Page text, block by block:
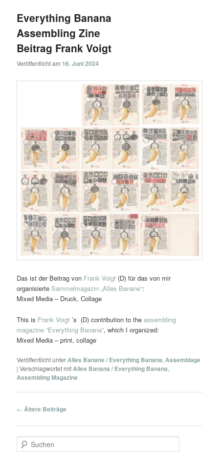
Everything Banana
Assembling Zine
Beitrag Frank Voigt
Veröffentlicht am 16. Juni 2024
Das ist der Beitrag von Frank Voigt (D) für das von mir
organisierteSammelmagazin „Alles Banane“:
Mixed Media – Druck, Collage
This is Frank Voigt ’s (D) contribution to theassembling
magazine “Everything Banana”, which I organized:
Mixed Media – print, collage
Veröffentlicht unterAlles Banane / Everything Banana, Assemblage
|Verschlagwortet mitAlles Banana / Everything Banana,
Assembling Magazine
Beitragsnavigation
← Ältere Beiträge